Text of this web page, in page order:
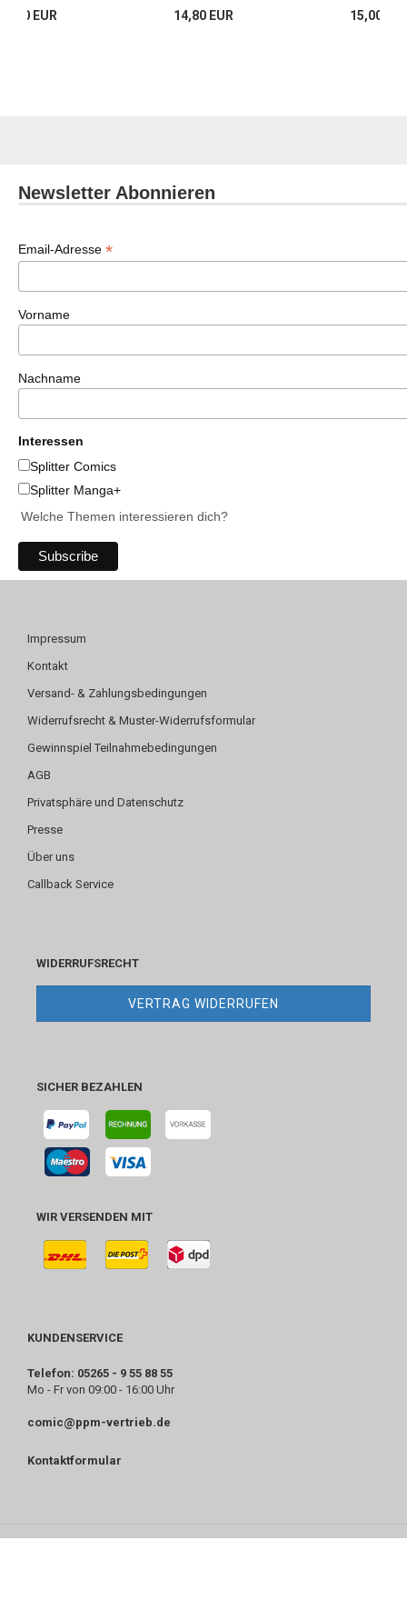
EUR 14,80 EUR 15,00
Newsletter Abonnieren
Email-Adresse *
Vorname
Nachname
Interessen
Splitter Comics
Splitter Manga+
Welche Themen interessieren dich?
Impressum
Kontakt
Versand- & Zahlungsbedingungen
Widerrufsrecht & Muster-Widerrufsformular
Gewinnspiel Teilnahmebedingungen
AGB
Privatsphäre und Datenschutz
Presse
Über uns
Callback Service
WIDERRUFSRECHT
VERTRAG WIDERRUFEN
SICHER BEZAHLEN
WIR VERSENDEN MIT
KUNDENSERVICE
Telefon: 05265 - 9 55 88 55
Mo - Fr von 09:00 - 16:00 Uhr
comic@ppm-vertrieb.de
Kontaktformular